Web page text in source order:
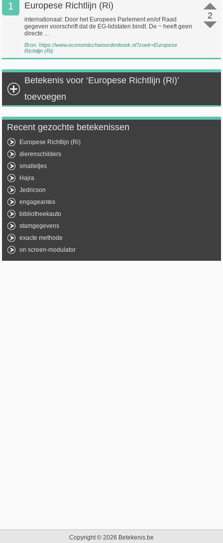
1
2
Europese Richtlijn (Ri)
internationaal: Door het Europees Parlement en/of Raad
gegeven voorschrift dat de EG-lidstaten bindt. De ~ heeft geen
directe ...
Bron:https://www.economischwoordenboek.nl?zoek=Europese
Richtlijn (Ri)
Betekenis voor ‘Europese Richtlijn (Ri)’
toevoegen
Recent gezochte betekenissen
Europese Richtlijn (Ri)
dierenschilders
smalletjes
Hajra
Jedricson
engageantes
bibliotheekauto
stamgegevens
exacte methode
on screen-modulator
Copyright © 2026 Betekenis.be